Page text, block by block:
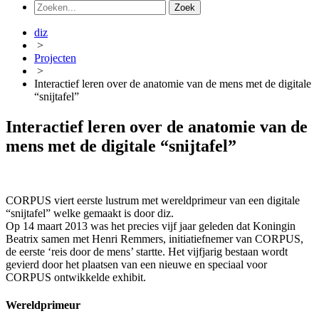
diz
>
Projecten
>
Interactief leren over de anatomie van de mens met de digitale
“snijtafel”
Interactief leren over de anatomie van de
mens met de digitale “snijtafel”
CORPUS viert eerste lustrum met wereldprimeur van een digitale
“snijtafel” welke gemaakt is door diz.
Op 14 maart 2013 was het precies vijf jaar geleden dat Koningin
Beatrix samen met Henri Remmers, initiatiefnemer van CORPUS,
de eerste ‘reis door de mens’ startte. Het vijfjarig bestaan wordt
gevierd door het plaatsen van een nieuwe en speciaal voor
CORPUS ontwikkelde exhibit.
Wereldprimeur